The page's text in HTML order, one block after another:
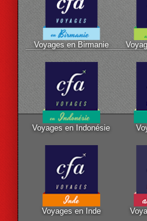
Voyages en Birmanie
Voyages en Indonésie
Voyages en Inde